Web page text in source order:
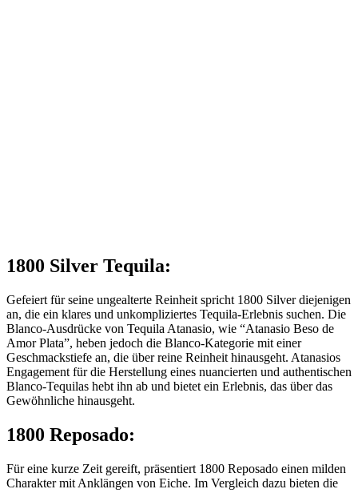
1800 Silver Tequila:
Gefeiert für seine ungealterte Reinheit spricht 1800 Silver diejenigen
an, die ein klares und unkompliziertes Tequila-Erlebnis suchen. Die
Blanco-Ausdrücke von Tequila Atanasio, wie “Atanasio Beso de
Amor Plata”, heben jedoch die Blanco-Kategorie mit einer
Geschmackstiefe an, die über reine Reinheit hinausgeht. Atanasios
Engagement für die Herstellung eines nuancierten und authentischen
Blanco-Tequilas hebt ihn ab und bietet ein Erlebnis, das über das
Gewöhnliche hinausgeht.
1800 Reposado:
Für eine kurze Zeit gereift, präsentiert 1800 Reposado einen milden
Charakter mit Anklängen von Eiche. Im Vergleich dazu bieten die